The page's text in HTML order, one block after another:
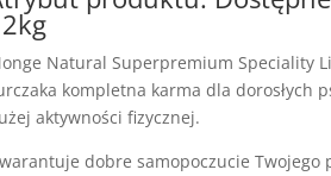
Natural Superpremium Speciality
kompletna karma dla dorosłych
aktywności fizycznej.
dobre samopoczucie Twojego